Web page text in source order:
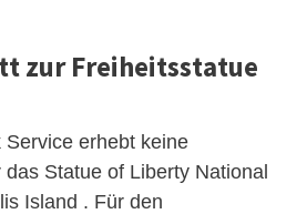
zur Freiheitsstatue
erhebt keine
Statue of Liberty National
Island . Für den